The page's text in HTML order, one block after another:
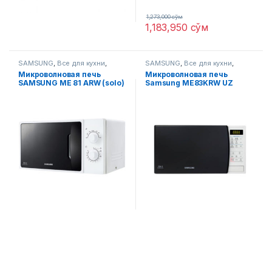
1,183,950 сўм
1,273,000сўм
SAMSUNG Все для кухни
Микроволновые печи
Микроволновая печь
SAMSUNG ME 81 ARW (solo)
SAMSUNG Все для кухни
Микроволновые печи
Микроволновая печь
Samsung ME83KRW UZ